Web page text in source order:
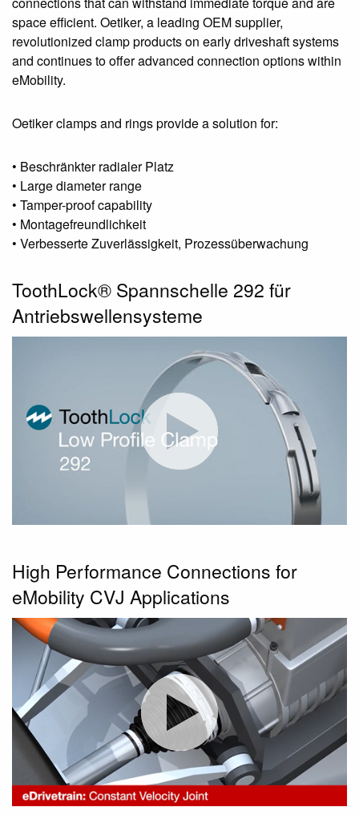
space efficient. Oetiker, a leading OEM supplier,
revolutionized clamp products on early driveshaft systems
and continues to offer advanced connection options within
eMobility.
Oetiker clamps and rings provide a solution for:
• Beschränkter radialer Platz
• Large diameter range
• Tamper-proof capability
• Montagefreundlichkeit
• Verbesserte Zuverlässigkeit, Prozessüberwachung
ToothLock® Spannschelle 292 für
Antriebswellensysteme
High Performance Connections for
eMobility CVJ Applications